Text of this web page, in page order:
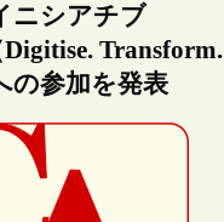
ニシアチブ
Digitise. Transform.
の参加を発表